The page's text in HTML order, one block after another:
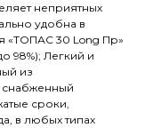
неприятных
удобна в
«ТОПАС 30 Long Пр»
98%); Легкий и
из
снабженный
сроки,
в любых типах